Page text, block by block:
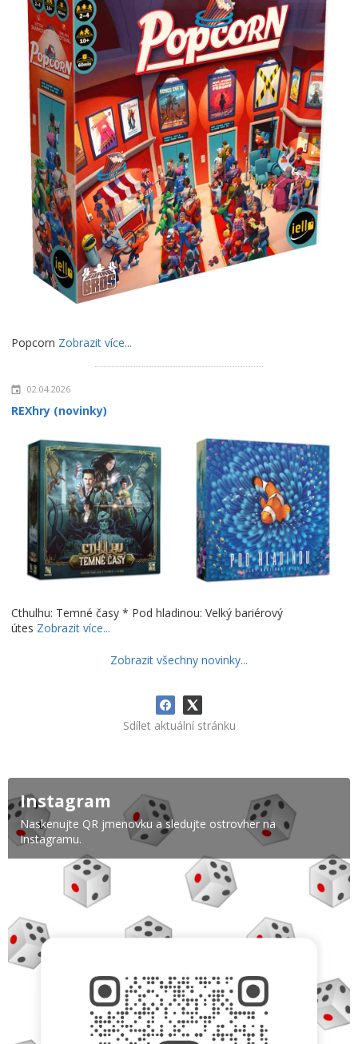
Popcorn Zobrazit více...
02.04.2026
REXhry (novinky)
Cthulhu: Temné časy * Pod hladinou: Velký bariérový
útes Zobrazit více...
Zobrazit všechny novinky...
Sdílet aktuální stránku
Instagram
Naskenujte QR jmenovku a sledujte ostrovher na
Instagramu.